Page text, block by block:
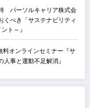
パーソルキャリア株式会
べき「サステナビリティ
ト～』
オンラインセミナー『サ
事と運動不足解消』